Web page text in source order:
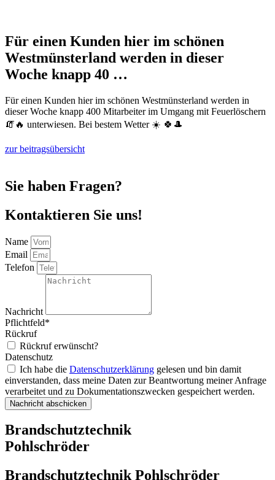
Für einen Kunden hier im schönen
Westmünsterland werden in dieser
Woche knapp 40 …
Für einen Kunden hier im schönen Westmünsterland werden in
dieser Woche knapp 400 Mitarbeiter im Umgang mit Feuerlöschern
🧯🔥 unterwiesen. Bei bestem Wetter ☀️ 🍀🎩
zur beitragsübersicht
Sie haben Fragen?
Kontaktieren Sie uns!
Name
Email
Telefon
Nachricht
Pflichtfeld*
Rückruf
Rückruf erwünscht?
Datenschutz
Ich habe die Datenschutzerklärung gelesen und bin damit
einverstanden, dass meine Daten zur Beantwortung meiner Anfrage
verarbeitet und zu Dokumentationszwecken gespeichert werden.
Nachricht abschicken
Brandschutztechnik
Pohlschröder
Brandschutztechnik Pohlschröder